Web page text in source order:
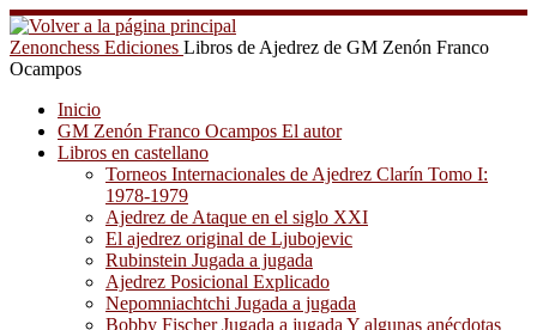
Saltar
al
contenido
Zenonchess Ediciones Libros de Ajedrez de GM Zenón Franco
Ocampos
Inicio
GM Zenón Franco Ocampos El autor
Libros en castellano
Torneos Internacionales de Ajedrez Clarín Tomo I:
1978-1979
Ajedrez de Ataque en el siglo XXI
El ajedrez original de Ljubojevic
Rubinstein Jugada a jugada
Ajedrez Posicional Explicado
Nepomniachtchi Jugada a jugada
Bobby Fischer Jugada a jugada Y algunas anécdotas